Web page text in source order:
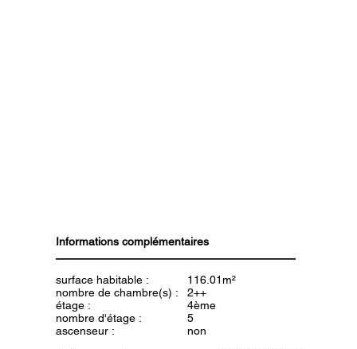
Informations complémentaires
surface habitable :
nombre de chambre(s) :
étage :
nombre d'étage :
ascenseur :
116.01m²
2++
4ème
5
non